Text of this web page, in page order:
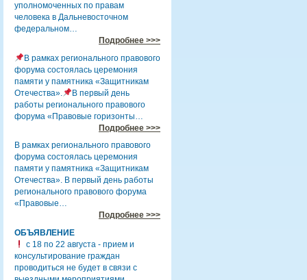
уполномоченных по правам
человека в Дальневосточном
федеральном…
Подробнее >>>
В рамках регионального правового
форума состоялась церемония
памяти у памятника «Защитникам
Отечества».
В первый день
работы регионального правового
форума «Правовые горизонты…
Подробнее >>>
В рамках регионального правового
форума состоялась церемония
памяти у памятника «Защитникам
Отечества». В первый день работы
регионального правового форума
«Правовые…
Подробнее >>>
ОБЪЯВЛЕНИЕ
с 18 по 22 августа - прием и
консультирование граждан
проводиться не будет в связи с